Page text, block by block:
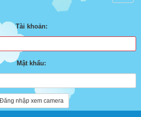
Tài khoản:
Mật khẩu:
Đăng nhập xem camera